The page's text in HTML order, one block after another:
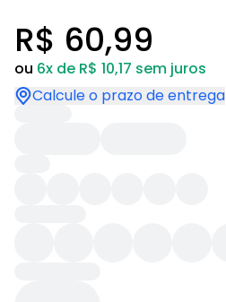
R$ 60,99
ou 6x de R$ 10,17 sem juros
Calcule o prazo de entrega